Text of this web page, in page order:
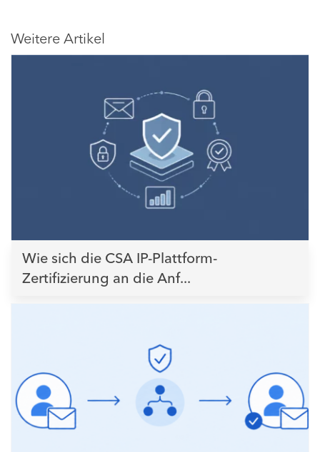
Weitere Artikel
Wie sich die CSA IP-Plattform-
Zertifizierung an die Anf...